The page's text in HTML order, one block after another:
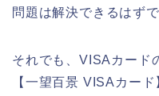
問題は解決できるはずで
それでも、VISAカード
【一望百景 VISAカー